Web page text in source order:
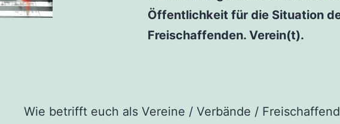
Öffentlichkeit für die Situation
Freischaffenden. Verein(t).
Wie betrifft euch als Vereine / Verbände /